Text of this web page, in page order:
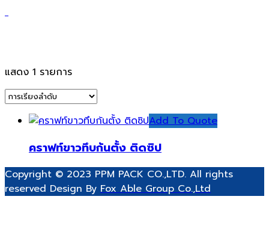
แสดง 1 รายการ
Add To Quote
คราฟท์ขาวทึบก้นตั้ง ติดซิป
Copyright © 2023 PPM PACK CO.,LTD. All rights
reserved Design By Fox Able Group Co.,Ltd